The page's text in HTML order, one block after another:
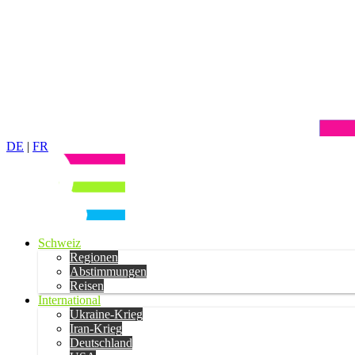
DE | FR
Schweiz
Regionen
Abstimmungen
Reisen
International
Ukraine-Krieg
Iran-Krieg
Deutschland